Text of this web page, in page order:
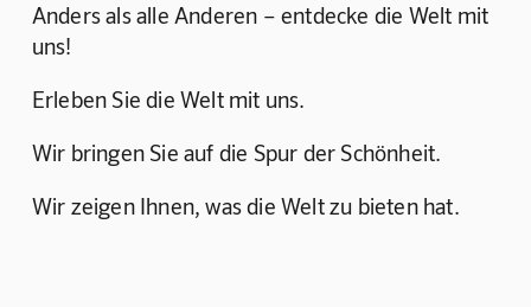
Anders als alle Anderen – entdecke die Welt mit
uns!
Erleben Sie die Welt mit uns.
Wir bringen Sie auf die Spur der Schönheit.
Wir zeigen Ihnen, was die Welt zu bieten hat.